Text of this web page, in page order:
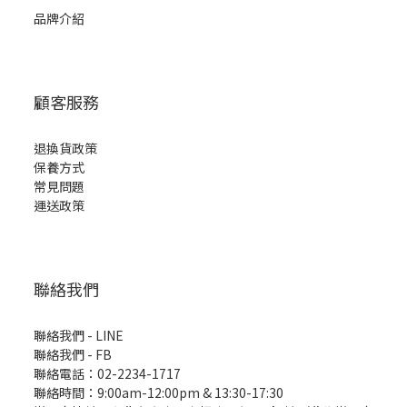
品牌介紹
顧客服務
退換貨政策
保養方式
常見問題
運送政策
聯絡我們
聯絡我們 - LINE
聯絡我們 - FB
聯絡電話：02-2234-1717
聯絡時間：9:00am-12:00pm & 13:30-17:30